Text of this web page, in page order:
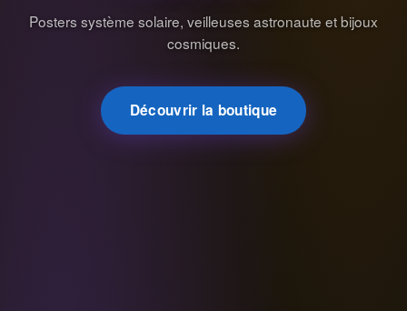
Posters système solaire, veilleuses astronaute et bijoux
cosmiques.
Découvrir la boutique